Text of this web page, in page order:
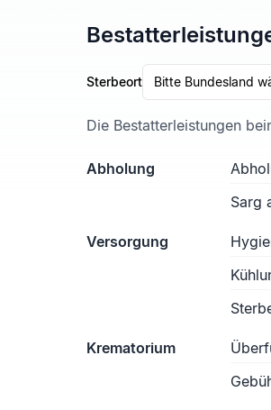
Sterbeort Bitte Bundesland
Die Bestatterleistungen
Abholung
Sarg
Versorgung
Krematorium